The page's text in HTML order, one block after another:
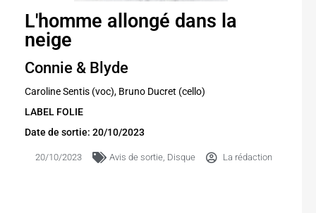
L'homme allongé dans la
neige
Connie & Blyde
Caroline Sentis (voc), Bruno Ducret (cello)
LABEL FOLIE
Date de sortie: 20/10/2023
20/10/2023 Avis de sortie, Disque La rédaction